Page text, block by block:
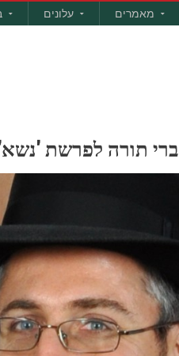
עלונים מאמרים
בדברי תורה לפרשת